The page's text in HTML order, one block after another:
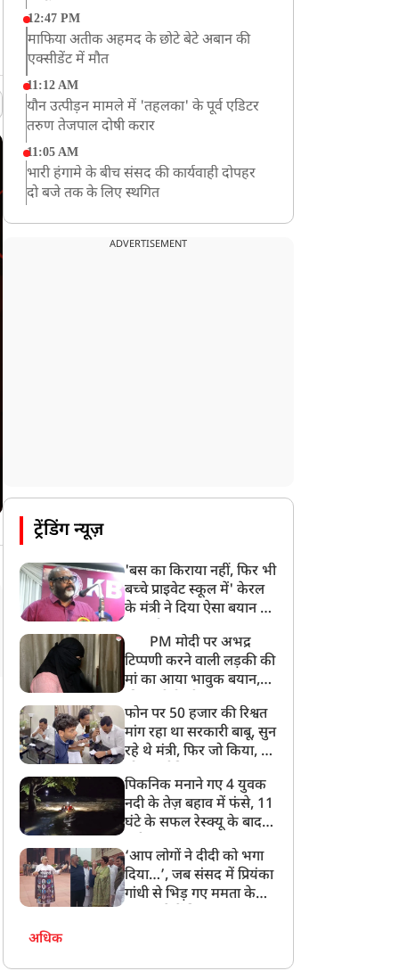
12:47 PM
माफिया अतीक अहमद के छोटे बेटे अबान की
एक्सीडेंट में मौत
11:12 AM
यौन उत्पीड़न मामले में 'तहलका' के पूर्व एडिटर
तरुण तेजपाल दोषी करार
11:05 AM
भारी हंगामे के बीच संसद की कार्यवाही दोपहर
दो बजे तक के लिए स्थगित
झारखंड: JPSC परीक्षा धांधली मामले में और
ADVERTISEMENT
ट्रेंडिंग न्यूज़
'बस का किराया नहीं, फिर भी
बच्चे प्राइवेट स्कूल में' केरल
के मंत्री ने दिया ऐसा बयान की
PM मोदी पर अभद्र
टिप्पणी करने वाली लड़की की
मां का आया भावुक बयान,
बेटी को गोद लें प्रधानमंत्री
फोन पर 50 हजार की रिश्वत
मांग रहा था सरकारी बाबू, सुन
रहे थे मंत्री, फिर जो किया, वो
पिकनिक मनाने गए 4 युवक
नदी के तेज़ बहाव में फंसे, 11
घंटे के सफल रेस्क्यू के बाद
‘आप लोगों ने दीदी को भगा
दिया…’, जब संसद में प्रियंका
गांधी से भिड़ गए ममता के
अधिक